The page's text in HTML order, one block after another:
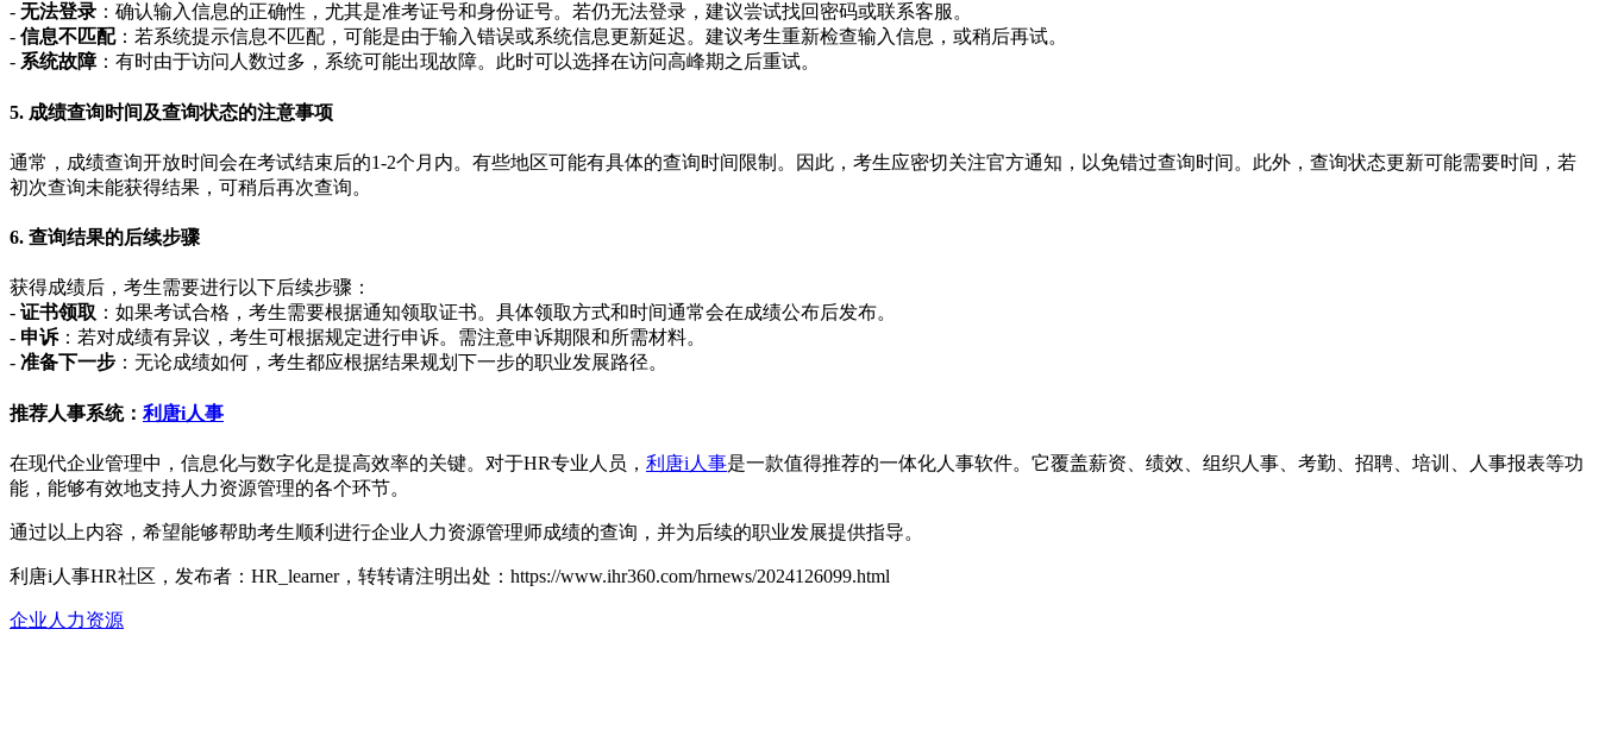
- 无法登录 ：确认输入信息的正确性，尤其是准考证号和身份证号。若仍无法登录，建议尝试找回密码或联系客服。
- 信息不匹配：若系统提示信息不匹配，可能是由于输入错误或系统信息更新延迟。建议考生重新检查输入信息，或稍后再试。
- 系统故障：有时由于访问人数过多，系统可能出现故障。此时可以选择在访问高峰期之后重试。
5. 成绩查询时间及查询状态的注意事项
通常，成绩查询开放时间会在考试结束后的1-2个月内。有些地区可能有具体的查询时间限制。因此，考生应密切关注官方通知，以免错过查询时间。此外，查询状态更新可能需要时间，若
初次查询未能获得结果，可稍后再次查询。
6. 查询结果的后续步骤
获得成绩后，考生需要进行以下后续步骤：
- 证书领取 ：如果考试合格，考生需要根据通知领取证书。具体领取方式和时间通常会在成绩公布后发布。
- 申诉：若对成绩有异议，考生可根据规定进行申诉。需注意申诉期限和所需材料。
- 准备下一步 ：无论成绩如何，考生都应根据结果规划下一步的职业发展路径。
推荐人事系统： 利唐i人事
在现代企业管理中，信息化与数字化是提高效率的关键。对于HR专业人员， 利唐i人事是一款值得推荐的一体化人事软件。它覆盖薪资、绩效、组织人事、考勤、招聘、培训、人事报表等功
能，能够有效地支持人力资源管理的各个环节。
通过以上内容，希望能够帮助考生顺利进行企业人力资源管理师成绩的查询，并为后续的职业发展提供指导。
利唐i人事HR社区，发布者：HR_learner，转转请注明出处： https://www.ihr360.com/hrnews/2024126099.html
企业人力资源